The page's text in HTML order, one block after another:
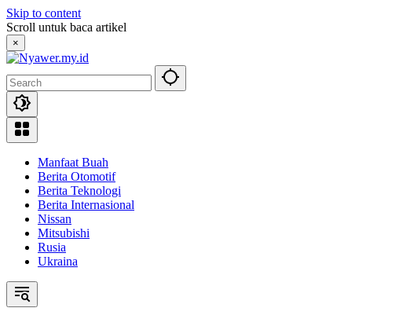
Skip to content
Scroll untuk baca artikel
×
Manfaat Buah
Berita Otomotif
Berita Teknologi
Berita Internasional
Nissan
Mitsubishi
Rusia
Ukraina